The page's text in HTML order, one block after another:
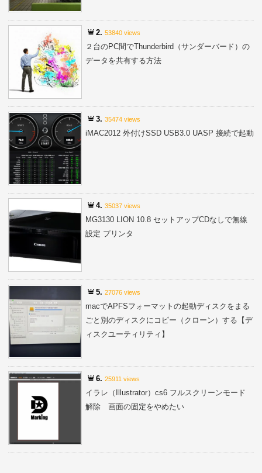
2.53840 views
２台のPC間でThunderbird（サンダーバード）の
データを共有する方法
3.35474 views
iMAC2012 外付けSSD USB3.0 UASP 接続で起動
4.35037 views
MG3130 LION 10.8 セットアップCDなしで無線
設定 プリンタ
5.27076 views
macでAPFSフォーマットの起動ディスクをまる
ごと別のディスクにコピー（クローン）する【デ
ィスクユーティリティ】
6.25911 views
イラレ（Illustrator）cs6 フルスクリーンモード
解除 画面の固定をやめたい